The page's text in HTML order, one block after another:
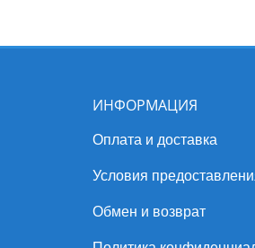
ИНФОРМАЦИЯ
Оплата и доставка
Условия
Обмен и возврат